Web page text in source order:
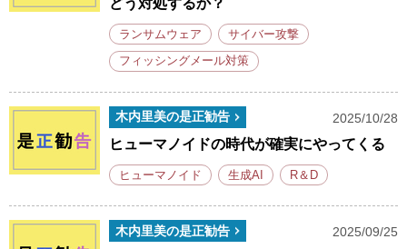
どう対処するか？
ランサムウェア サイバー攻撃
フィッシングメール対策
木内里美の是正勧告 2025/10/28
ヒューマノイドの時代が確実にやってくる
ヒューマノイド 生成AI R＆D
木内里美の是正勧告 2025/09/25